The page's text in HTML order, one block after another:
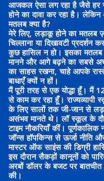
आजकल ऐसा लग रहा है जैसे हर
होने का दावा कर रहा है।
मतलब क्या है?
मेरे लिए, लड़ाकू होने का मतलब
चिल्लाना या दिखावटी प्रदर्शन
कुछ हासिल न हो। इसका मतलब
मानने और आगे बढ़ने का सबसे
का साहस रखना, चाहे आपके
बाधाएँ क्यों न हों।
मैं पूरी तरह से एक योद्धा हूँ। मैं
से काम कर रहा हूँ। राज्यव्यापी
के लिए सालों तक जी-जान से
असंभव मानते थे। लॉ स्कूल के
टाइम नौकरियाँ कीं। पूर्णकालिक
जॉन्स हॉपकिन्स से ऊर्जा नीति
मास्टर ऑफ साइंस की डिग्री
इस दौरान सैकड़ों कानूनों को
अरबों डॉलर के बजट पर
की।